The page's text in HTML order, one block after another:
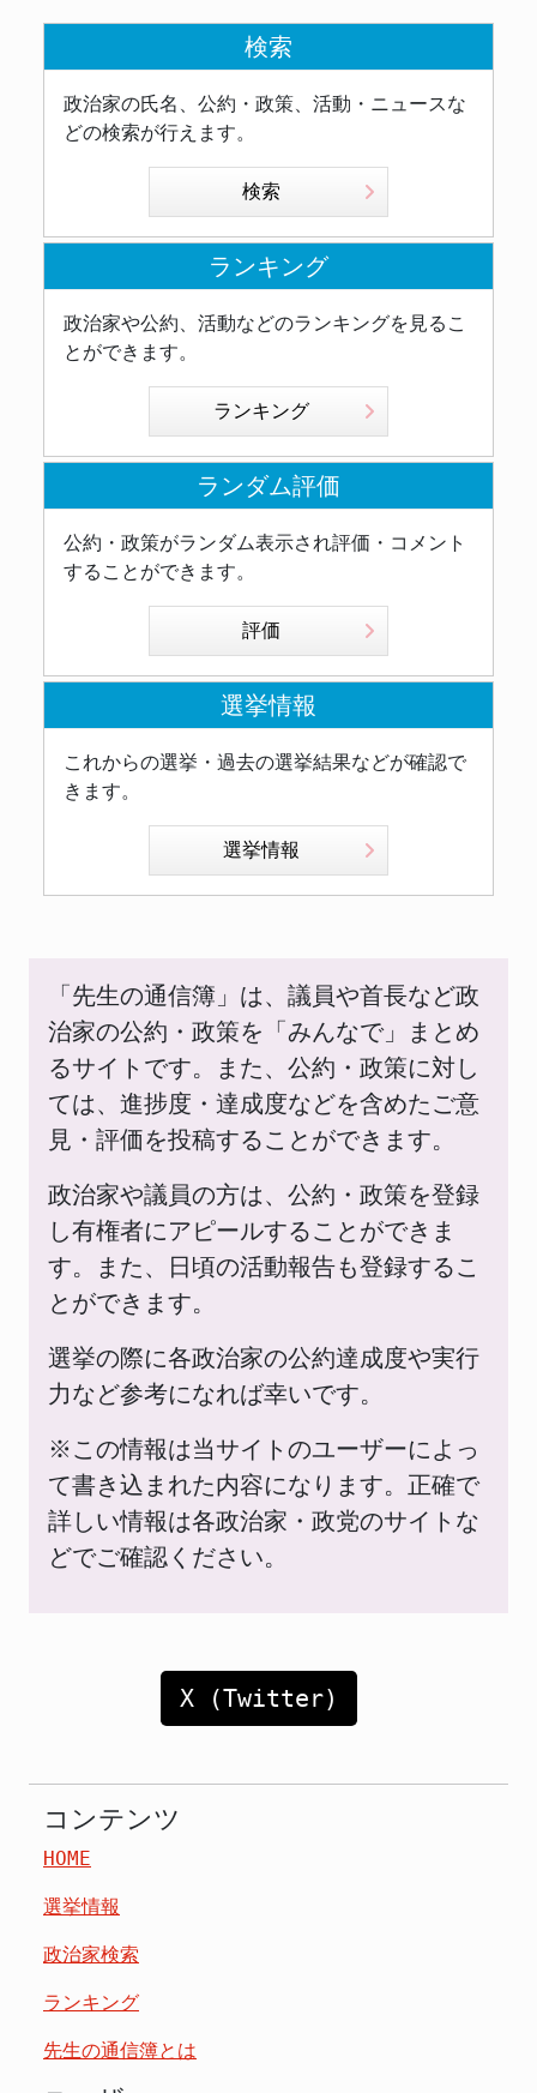
検索
政治家の氏名、公約・政策、活動・ニュースな
どの検索が行えます。
検索
ランキング
政治家や公約、活動などのランキングを見るこ
とができます。
ランキング
ランダム評価
公約・政策がランダム表示され評価・コメント
することができます。
評価
選挙情報
これからの選挙・過去の選挙結果などが確認で
きます。
選挙情報
「先生の通信簿」は、議員や首長など政
治家の公約・政策を「みんなで」まとめ
るサイトです。また、公約・政策に対し
ては、進捗度・達成度などを含めたご意
見・評価を投稿することができます。
政治家や議員の方は、公約・政策を登録
し有権者にアピールすることができま
す。また、日頃の活動報告も登録するこ
とができます。
選挙の際に各政治家の公約達成度や実行
力など参考になれば幸いです。
※この情報は当サイトのユーザーによっ
て書き込まれた内容になります。正確で
詳しい情報は各政治家・政党のサイトな
どでご確認ください。
X (Twitter)
コンテンツ
HOME
選挙情報
政治家検索
ランキング
先生の通信簿とは